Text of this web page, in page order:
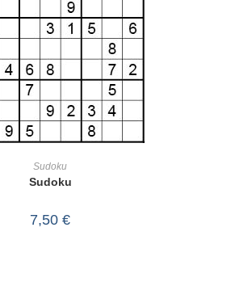
Sudoku
Sudoku
7,50 €